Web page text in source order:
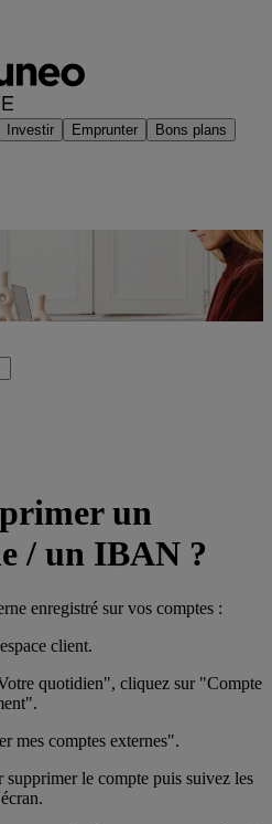
Investir Emprunter
Bons plans
un
/ un IBAN ?
enregistré sur vos comptes :
client.
quotidien", cliquez sur "Compte
mes comptes externes".
le compte puis suivez les